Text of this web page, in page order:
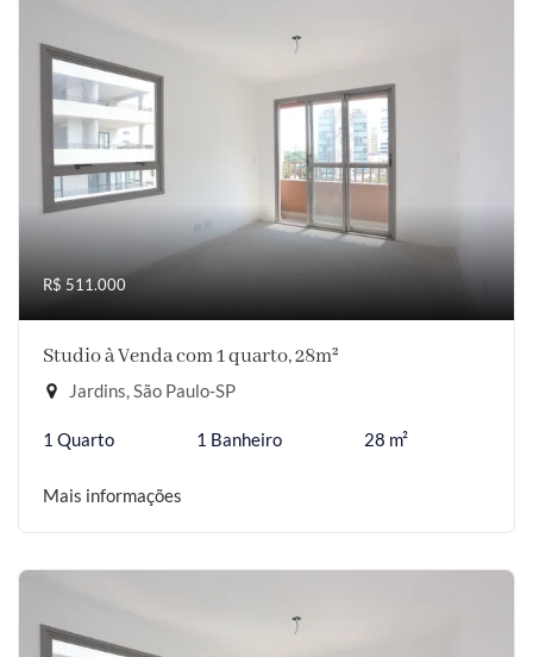
R$ 511.000
Studio à Venda com 1 quarto, 28m²
Jardins, São Paulo-SP
1 Quarto 1 Banheiro 28 m²
Mais informações